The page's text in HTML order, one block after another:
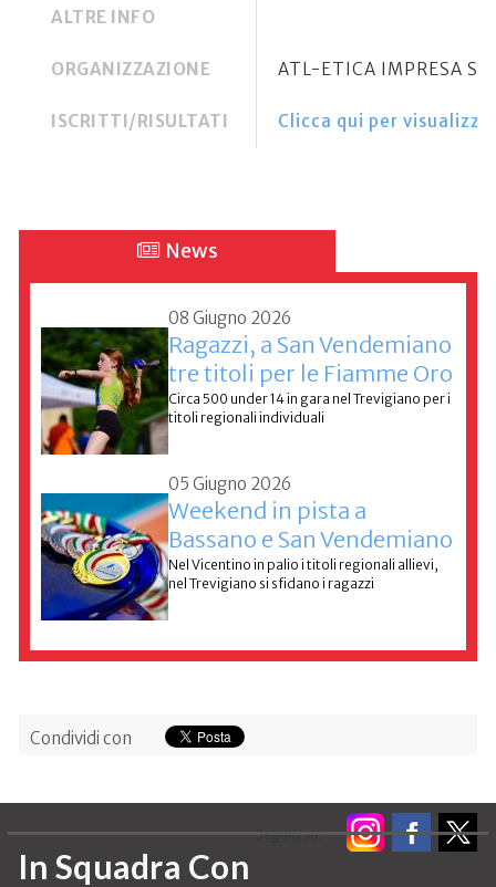
ALTRE INFO
ORGANIZZAZIONE ATL-ETICA IMPRESA
ISCRITTI/RISULTATI Clicca qui per
News
08 Giugno 2026
Ragazzi, a San Vendemiano
tre titoli per le Fiamme Oro
Circa 500 under 14 in gara nel Trevigiano per i
titoli regionali individuali
05 Giugno 2026
Weekend in pista a
Bassano e San Vendemiano
Nel Vicentino in palio i titoli regionali allievi,
nel Trevigiano si sfidano i ragazzi
Condividi con
Seguici su:
In Squadra Con